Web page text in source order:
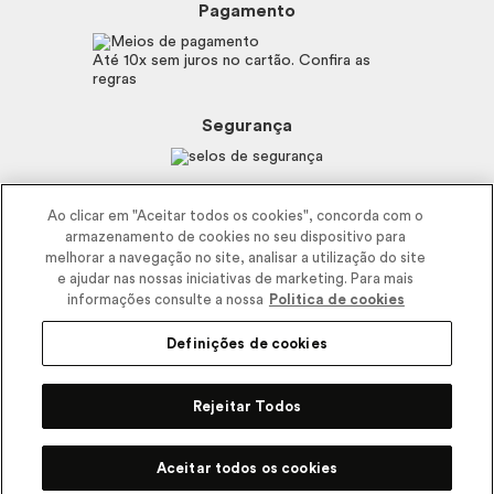
Código de defesa do consumidor
Trabalhe com a gente
Recomendações Covid19
Fale Conosco
E-mail
Pagamento
Até 10x sem juros no cartão. Confira as
regras
Segurança
CEP 11900-000 | CNPJ/MF 11.137.051/0406-41 IE 574.066.180.111
Pode Confiar
Ao clicar em "Aceitar todos os cookies", concorda com o
armazenamento de cookies no seu dispositivo para
melhorar a navegação no site, analisar a utilização do site
e ajudar nas nossas iniciativas de marketing. Para mais
informações consulte a nossa
Politica de cookies
Definições de cookies
Rejeitar Todos
Aceitar todos os cookies